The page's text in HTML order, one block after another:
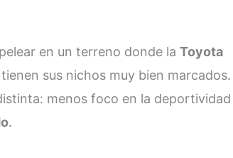
en un terreno donde la Toyota
sus nichos muy bien marcados.
menos foco en la deportividad
.